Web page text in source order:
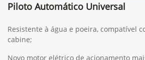
Piloto Automático Universal
Resistente à água e poeira, compatível
cabine;
Novo motor elétrico de acionamento